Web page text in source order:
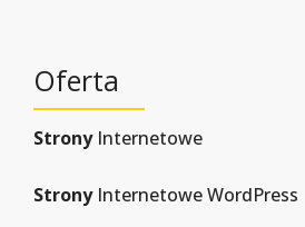
Oferta
StronyInternetowe
StronyInternetowe WordPress